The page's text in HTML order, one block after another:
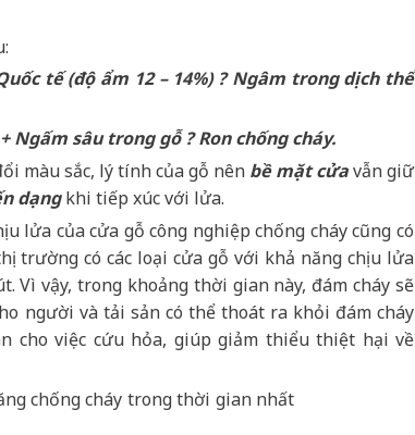
tế (độ ẩm 12 – 14%) ? Ngâm trong dịch thể
sâu trong gỗ ? Ron chống cháy.
màu sắc, lý tính của gỗ nên bề mặt cửavẫn giữ
dạngkhi tiếp xúc với lửa.
lửa của cửa gỗ công nghiệp chống cháy cũng có
trường có các loại cửa gỗ với khả năng chịu lửa
Vì vậy, trong khoảng thời gian này, đám cháy sẽ
người và tải sản có thể thoát ra khỏi đám cháy
cho việc cứu hỏa, giúp giảm thiểu thiệt hại về